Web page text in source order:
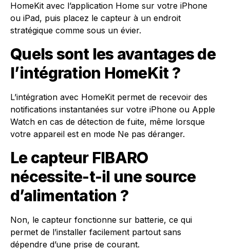
HomeKit avec l’application Home sur votre iPhone
ou iPad, puis placez le capteur à un endroit
stratégique comme sous un évier.
Quels sont les avantages de
l’intégration HomeKit ?
L’intégration avec HomeKit permet de recevoir des
notifications instantanées sur votre iPhone ou Apple
Watch en cas de détection de fuite, même lorsque
votre appareil est en mode Ne pas déranger.
Le capteur FIBARO
nécessite-t-il une source
d’alimentation ?
Non, le capteur fonctionne sur batterie, ce qui
permet de l’installer facilement partout sans
dépendre d’une prise de courant.